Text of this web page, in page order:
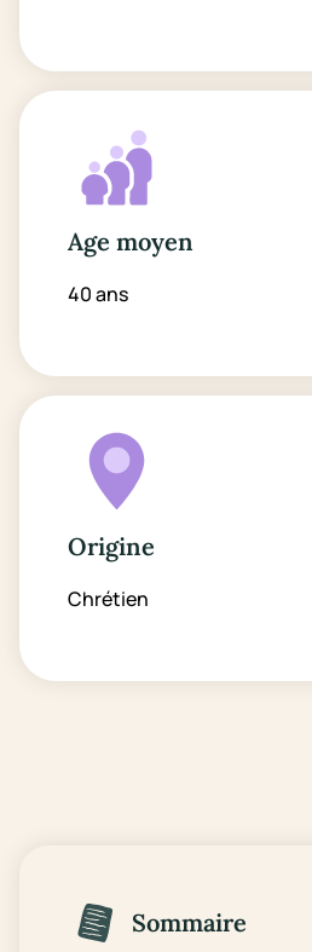
Age moyen
40 ans
Origine
Chrétien
Sommaire